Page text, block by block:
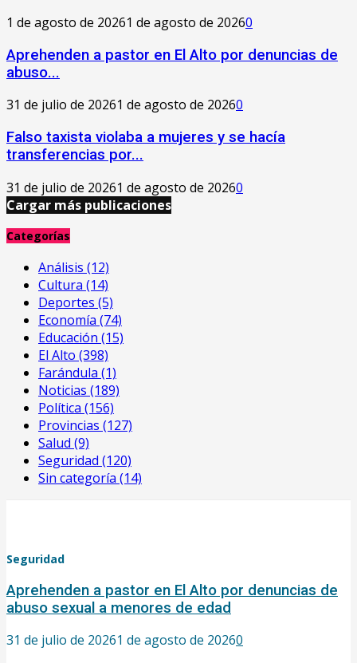
1 de agosto de 20261 de agosto de 20260
Aprehenden a pastor en El Alto por denuncias de
abuso...
31 de julio de 20261 de agosto de 20260
Falso taxista violaba a mujeres y se hacía
transferencias por...
31 de julio de 20261 de agosto de 20260
Cargar más publicaciones
Categorías
Análisis (12)
Cultura (14)
Deportes (5)
Economía (74)
Educación (15)
El Alto (398)
Farándula (1)
Noticias (189)
Política (156)
Provincias (127)
Salud (9)
Seguridad (120)
Sin categoría (14)
Seguridad
Aprehenden a pastor en El Alto por denuncias de
abuso sexual a menores de edad
31 de julio de 20261 de agosto de 20260